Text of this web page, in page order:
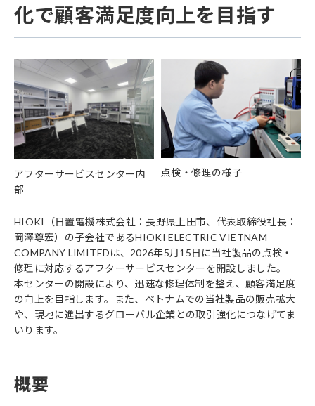
化で顧客満足度向上を目指す
アフターサービスセンター内
部
点検・修理の様子
HIOKI（日置電機株式会社：長野県上田市、代表取締役社長：
岡澤尊宏）の子会社であるHIOKI ELECTRIC VIETNAM
COMPANY LIMITEDは、2026年5月15日に当社製品の点検・
修理に対応するアフターサービスセンターを開設しました。
本センターの開設により、迅速な修理体制を整え、顧客満足度
の向上を目指します。また、ベトナムでの当社製品の販売拡大
や、現地に進出するグローバル企業との取引強化につなげてま
いります。
概要